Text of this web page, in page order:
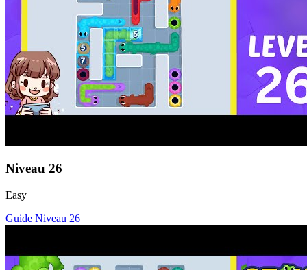
Niveau 26
Easy
Guide Niveau 26